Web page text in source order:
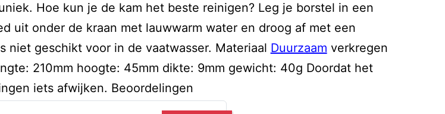
Hoe kun je de kam het beste reinigen? Leg je borstel in een
uit onder de kraan met lauwwarm water en droog af met een
niet geschikt voor in de vaatwasser. Materiaal Duurzaam verkregen
210mm hoogte: 45mm dikte: 9mm gewicht: 40g Doordat het
iets afwijken. Beoordelingen